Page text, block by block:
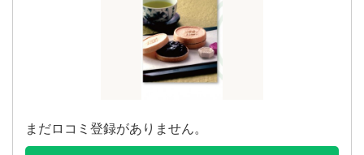
まだロコミ登録がありません。